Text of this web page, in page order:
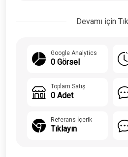
Devamı için
Google Analytics
0 Görsel
Toplam Satış
0 Adet
Referans İçerik
Tıklayın